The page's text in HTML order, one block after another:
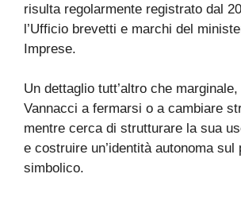
risulta regolarmente registrato dal
l’Ufficio brevetti e marchi del
Imprese.
Un dettaglio tutt’altro che
Vannacci a fermarsi o a cambiare
mentre cerca di strutturare la sua
e costruire un’identità autonoma sul
simbolico.